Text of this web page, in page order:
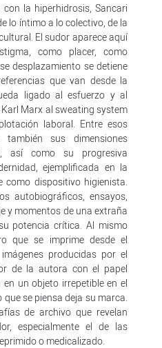
la hiperhidrosis, Sancari
lo íntimo a lo colectivo, de la
El sudor aparece aquí
como placer, como
desplazamiento se detiene
que van desde la
ligado al esfuerzo y al
Marx al sweating system
laboral. Entre esos
también sus dimensiones
así como su progresiva
ejemplificada en la
como dispositivo higienista.
autobiográficos, ensayos,
y momentos de una extraña
potencia crítica. Al mismo
que se imprime desde el
producidas por el
de la autora con el papel
un objeto irrepetible en el
se piensa deja su marca.
de archivo que revelan
especialmente el de las
o medicalizado.